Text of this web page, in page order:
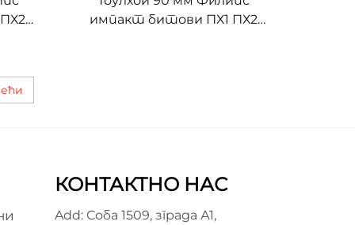
импакт битови ПХ1 ПХ2
КОНТАКТНО НАС
Add: Соба 1509, зграда А1,